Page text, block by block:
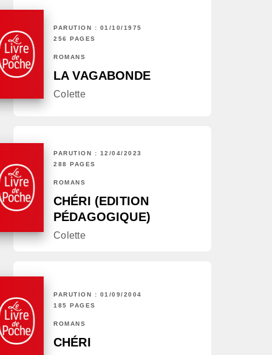
PARUTION : 01/10/1975
256 PAGES
ROMANS
LA VAGABONDE
Colette
PARUTION : 12/04/2023
288 PAGES
ROMANS
CHÉRI (EDITION
PÉDAGOGIQUE)
Colette
PARUTION : 01/09/2004
185 PAGES
ROMANS
CHÉRI